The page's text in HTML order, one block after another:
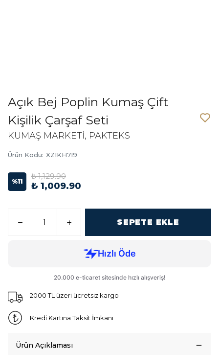
Açık Bej Poplin Kumaş Çift
Kişilik Çarşaf Seti
KUMAŞ MARKETİ, PAKTEKS
Ürün Kodu: XZIKH7I9
%11
₺ 1,129.90
₺ 1,009.90
SEPETE EKLE
2000 TL üzeri ücretsiz kargo
Kredi Kartına Taksit İmkanı
Ürün Açıklaması